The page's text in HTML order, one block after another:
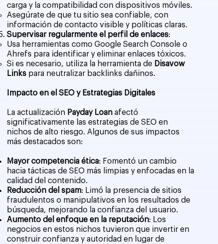
carga y la compatibilidad con dispositivos móviles.
Asegúrate de que tu sitio sea confiable, con
información de contacto visible y políticas claras.
Supervisar regularmente el perfil de enlaces:
Usa herramientas como Google Search Console o
Ahrefs para identificar y eliminar enlaces tóxicos.
Si es necesario, utiliza la herramienta de Disavow
Linkspara neutralizar backlinks dañinos.
Impacto en el SEO y Estrategias Digitales
La actualización Payday Loanafectó
significativamente las estrategias de SEO en
nichos de alto riesgo. Algunos de sus impactos
más destacados son:
Mayor competencia ética: Fomentó un cambio
hacia tácticas de SEO más limpias y enfocadas en la
calidad del contenido.
Reducción del spam: Limó la presencia de sitios
fraudulentos o manipulativos en los resultados de
búsqueda, mejorando la confianza del usuario.
Aumento del enfoque en la reputación: Los
negocios en estos nichos tuvieron que invertir en
construir confianza y autoridad en lugar de